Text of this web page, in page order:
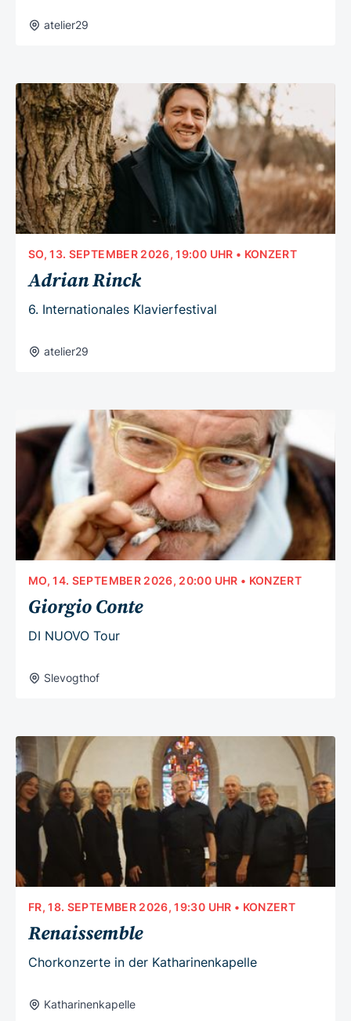
atelier29
SO, 13. SEPTEMBER 2026, 19:00 UHR • KONZERT
Adrian Rinck
6. Internationales Klavierfestival
atelier29
MO, 14. SEPTEMBER 2026, 20:00 UHR • KONZERT
Giorgio Conte
DI NUOVO Tour
Slevogthof
FR, 18. SEPTEMBER 2026, 19:30 UHR • KONZERT
Renaissemble
Chorkonzerte in der Katharinenkapelle
Katharinenkapelle